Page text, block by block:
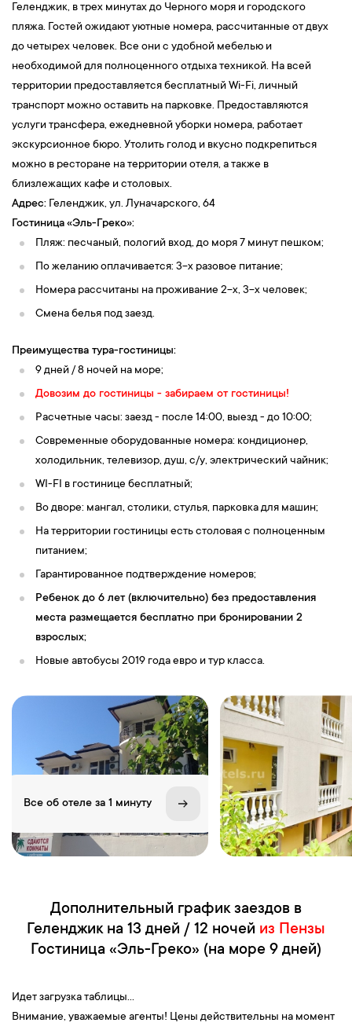
Геленджик, в трех минутах до Черного моря и городского
пляжа. Гостей ожидают уютные номера, рассчитанные от двух
до четырех человек. Все они с удобной мебелью и
необходимой для полноценного отдыха техникой. На всей
территории предоставляется бесплатный Wi-Fi, личный
транспорт можно оставить на парковке. Предоставляются
услуги трансфера, ежедневной уборки номера, работает
экскурсионное бюро. Утолить голод и вкусно подкрепиться
можно в ресторане на территории отеля, а также в
близлежащих кафе и столовых.
Адрес: Геленджик, ул. Луначарского, 64
Гостиница«Эль-Греко»:
Пляж: песчаный, пологий вход, до моря 7 минут пешком;
По желанию оплачивается: 3-х разовое питание;
Номера рассчитаны на проживание 2-х, 3-х человек;
Смена белья под заезд.
Преимущества тура-гостиницы:
9 дней / 8 ночей на море;
Довозим до гостиницы - забираем от гостиницы!
Расчетные часы: заезд - после 14:00, выезд - до 10:00;
Современные оборудованные номера: кондиционер,
холодильник, телевизор, душ, c/у, электрический чайник;
WI-FI в гостинице бесплатный;
Во дворе: мангал, столики, стулья, парковка для машин;
На территории гостиницы есть столовая с полноценным
питанием;
Гарантированное подтверждение номеров;
Ребенок до 6 лет (включительно) без предоставления
места размещается бесплатно при бронировании 2
взрослых;
Новые автобусы 2019 года евро и тур класса.
Все об отеле за 1 минуту
Дополнительный график заездов в
Геленджик на 13 дней / 12 ночей из Пензы
Гостиница «Эль-Греко» (на море 9 дней)
Идет загрузка таблицы...
Внимание, уважаемые агенты! Цены действительны на момент